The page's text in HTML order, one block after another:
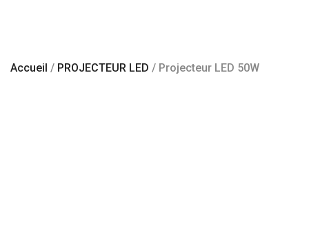
Accueil / PROJECTEUR LED / Projecteur LED 50W